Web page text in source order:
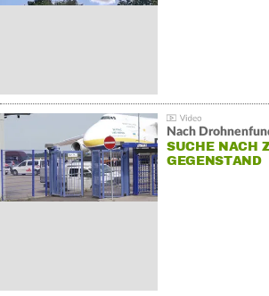
Nach
SUCHE NACH
GEGENSTAND